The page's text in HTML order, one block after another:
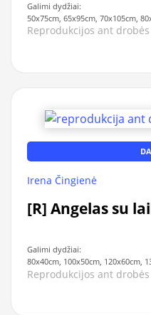
Galimi dydžiai:
50x75cm, 65x95cm, 70x105cm,
Reprodukcijos ant drobės
Irena Čingienė
[R] Angelas su
Galimi dydžiai:
80x40cm, 100x50cm, 120x60cm,
Reprodukcijos ant drobės